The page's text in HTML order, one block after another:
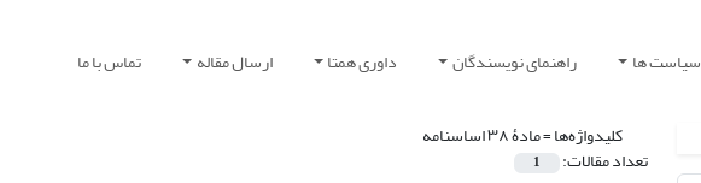
سیاست ها راهنمای نویسندگان داوری همتا ارسال مقاله تماس با ما
کلیدواژه‌ها =مادۀ ۳۸ اساسنامه
تعداد مقالات: 1